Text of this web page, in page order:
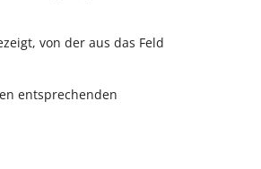
von der aus das Feld
entsprechenden